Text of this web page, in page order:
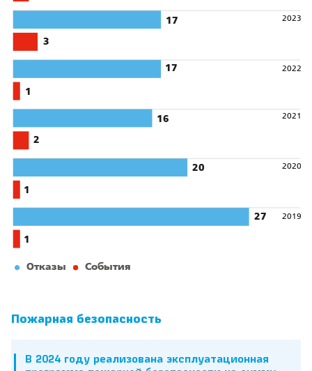
2023
2022
2021
2020
2019
17
17
3
1
2
1
1
16
20
27
Отказы События
Пожарная безопасность
В 2024 году реализована эксплуатационная